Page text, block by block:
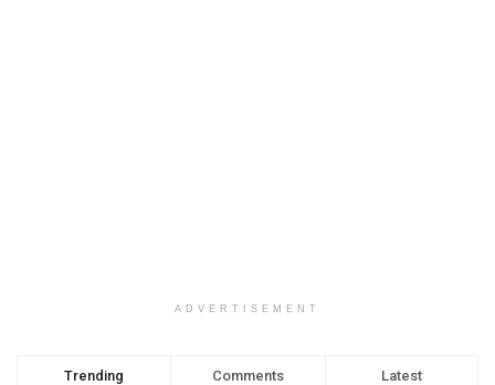
ADVERTISEMENT
Trending Comments Latest